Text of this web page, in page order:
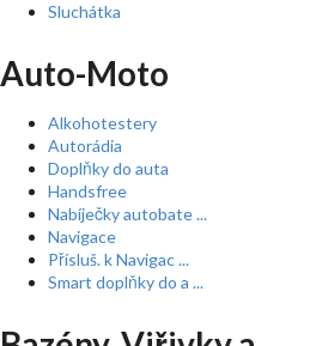
Sluchátka
Auto-Moto
Alkohotestery
Autorádia
Doplňky do auta
Handsfree
Nabíječky autobate ...
Navigace
Přísluš. k Navigac ...
Smart doplňky do a ...